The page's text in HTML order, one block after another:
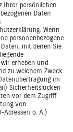
Ihrer persönlichen
Daten
Wenn
personenbezogene
mit denen Sie
erheben und
zu welchem Zweck
im
Sicherheitslücken
vor dem Zugriff
von
Adressen o. Ä.)